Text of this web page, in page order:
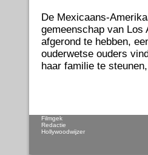
De Mexicaans-
gemeenschap van Los
afgerond te hebben,
ouderwetse ouders
haar familie te
Filmgek
Redactie
Hollywoodwijzer